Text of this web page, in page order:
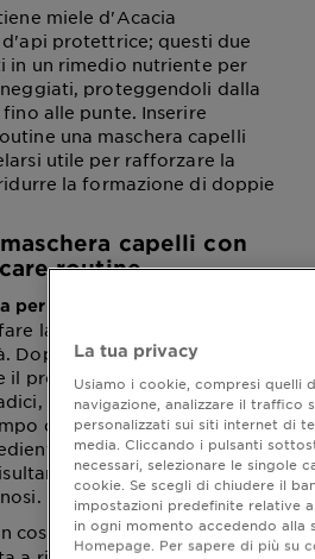
miele d'Acacia
protettrice; questi due
in un rimedio nutriente per
proteggendoli dalla
alle punte. Inserire
una maschera capelli
utile per rafforzare la
la formazione di doppie
capelli con
routine
per capelli miele
la differenza in termini di
Dopo lo shampoo, si
il prodotto sulle lunghezze
e lasciarlo in posa per
di posa è cruciale per
di agire. Dopo il
più districati, setosi e
costanza, unamaschera
La tua privacy
Usiamo i cookie, compresi quelli
navigazione, analizzare il traffico
personalizzati sui siti internet di
media. Cliccando i pulsanti
necessari, selezionare le singole
cookie. Se scegli di chiudere il
impostazioni predefinite relative
in ogni momento accedendo alla
Homepage. Per sapere di più